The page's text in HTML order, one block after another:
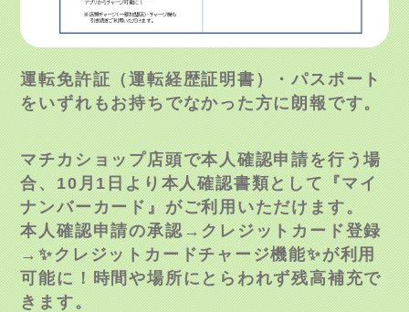
運転免許証（運転経歴証明書）・パスポート
をいずれもお持ちでなかった方に朗報です。
マチカショップ店頭で本人確認申請を行う場
合、10月1日より本人確認書類として『マイ
ナンバーカード』がご利用いただけます。
本人確認申請の承認→クレジットカード登録
→✨クレジットカードチャージ機能✨が利用
可能に！時間や場所にとらわれず残高補充で
きます。